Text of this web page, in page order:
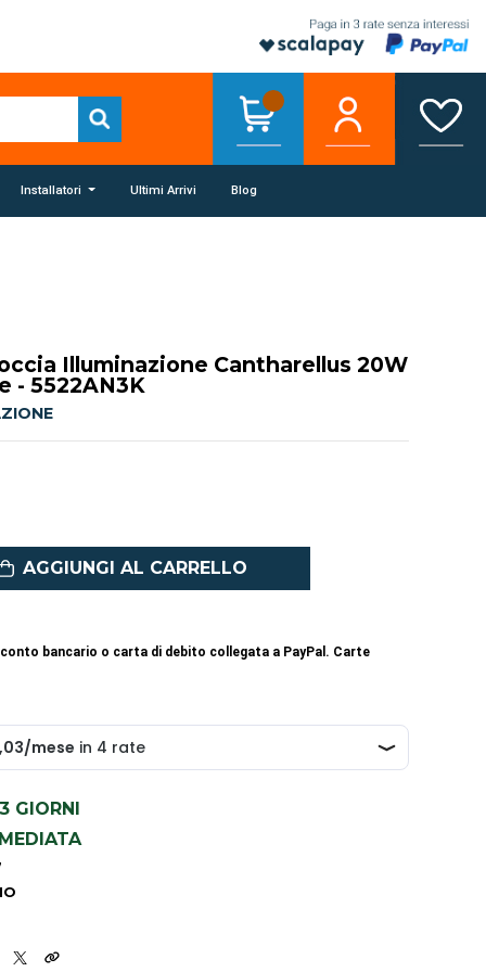
Installatori Ultimi Arrivi Blog
Illuminazione Cantharellus 20W
- 5522AN3K
AGGIUNGI AL CARRELLO
conto bancario o carta di debito collegata a PayPal. Carte
GIORNI